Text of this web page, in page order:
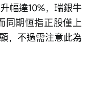
幅達10%，瑞銀牛
同期恆指正股僅上
，不過需注意此為